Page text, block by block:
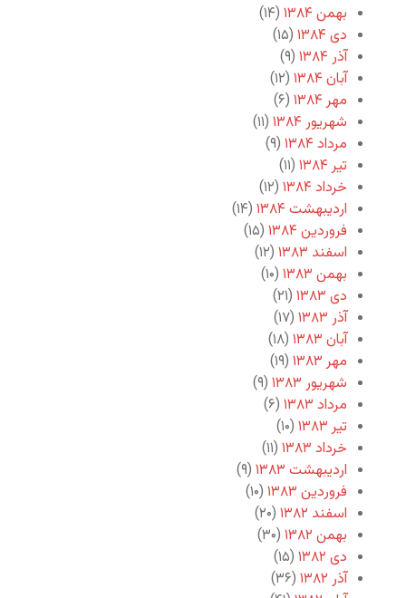
بهمن ۱۳۸۴
(۱۴)
دی ۱۳۸۴
(۱۵)
آذر ۱۳۸۴
(۹)
آبان ۱۳۸۴
(۱۲)
مهر ۱۳۸۴
(۶)
شهریور ۱۳۸۴
(۱۱)
مرداد ۱۳۸۴
(۹)
تیر ۱۳۸۴
(۱۱)
خرداد ۱۳۸۴
(۱۲)
اردیبهشت ۱۳۸۴
(۱۴)
فروردین ۱۳۸۴
(۱۵)
اسفند ۱۳۸۳
(۱۲)
بهمن ۱۳۸۳
(۱۰)
دی ۱۳۸۳
(۲۱)
آذر ۱۳۸۳
(۱۷)
آبان ۱۳۸۳
(۱۸)
مهر ۱۳۸۳
(۱۹)
شهریور ۱۳۸۳
(۹)
مرداد ۱۳۸۳
(۶)
تیر ۱۳۸۳
(۱۰)
خرداد ۱۳۸۳
(۱۱)
اردیبهشت ۱۳۸۳
(۹)
فروردین ۱۳۸۳
(۱۰)
اسفند ۱۳۸۲
(۲۰)
بهمن ۱۳۸۲
(۳۰)
دی ۱۳۸۲
(۱۵)
آذر ۱۳۸۲
(۳۶)